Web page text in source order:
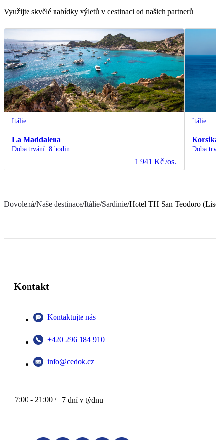
Využijte skvělé nabídky výletů v destinaci od našich partnerů
Itálie
La Maddalena
Doba trvání: 8 hodin
1 941 Kč /os.
Itálie
Korsika
Doba
Dovolená/Naše destinace/Itálie/Sardinie/Hotel TH San Teodoro
Kontakt
Kontaktujte nás
+420 296 184 910
info@cedok.cz
7:00 - 21:00 / 7 dní v týdnu